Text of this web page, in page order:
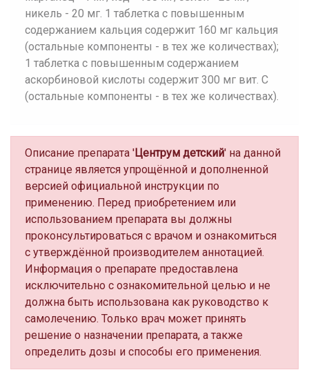
никель - 20 мг. 1 таблетка с повышенным
содержанием кальция содержит 160 мг кальция
(остальные компоненты - в тех же количествах);
1 таблетка с повышенным содержанием
аскорбиновой кислоты содержит 300 мг вит. С
(остальные компоненты - в тех же количествах).
Описание препарата 'Центрум детский' на данной
странице является упрощённой и дополненной
версией официальной инструкции по
применению. Перед приобретением или
использованием препарата вы должны
проконсультироваться с врачом и ознакомиться
с утверждённой производителем аннотацией.
Информация о препарате предоставлена
исключительно с ознакомительной целью и не
должна быть использована как руководство к
самолечению. Только врач может принять
решение о назначении препарата, а также
определить дозы и способы его применения.